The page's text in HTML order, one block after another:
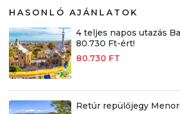
HASONLÓ AJÁNLATOK
4 teljes napos utazás
80.730 Ft-ért!
80.730 FT
Retúr repülőjegy